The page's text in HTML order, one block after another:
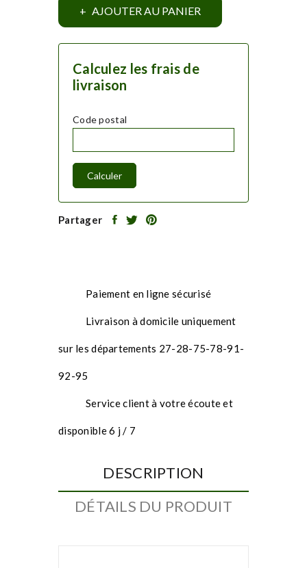
AJOUTER AU PANIER
Calculez les frais de
livraison
Code postal
Calculer
Partager
Paiement en ligne sécurisé
Livraison à domicile uniquement
sur les départements 27-28-75-78-91-
92-95
Service client à votre écoute et
disponible 6 j / 7
DESCRIPTION
DÉTAILS DU PRODUIT